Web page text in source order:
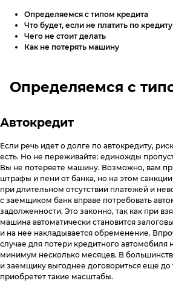
Отзывы
ЭОС в СМИ
8 800 555 98 17 c 5:00 до 18:00
Юридический адрес:
Отправить обращение
eos@oooeos.ru
Определяемся с типом кредита
Что будет, если не платить по кредиту
Чего не стоит делать
Как не потерять машину
Определяемся с
Автокредит
Если речь идет о долге по автокредиту,
есть. Но не переживайте: единожды
Вы не потеряете машину. Возможно, вам
штрафы и пени от банка, но на этом
при длительном отсутствии платежей и
с заемщиком банк вправе потребовать
задолженности. Это законно, так как при
машина автоматически становится
и на нее накладывается обременение.
случае для потери кредитного автомобиля
минимум несколько месяцев. В
и заемщику выгоднее договориться еще до
приобретет такие масштабы.